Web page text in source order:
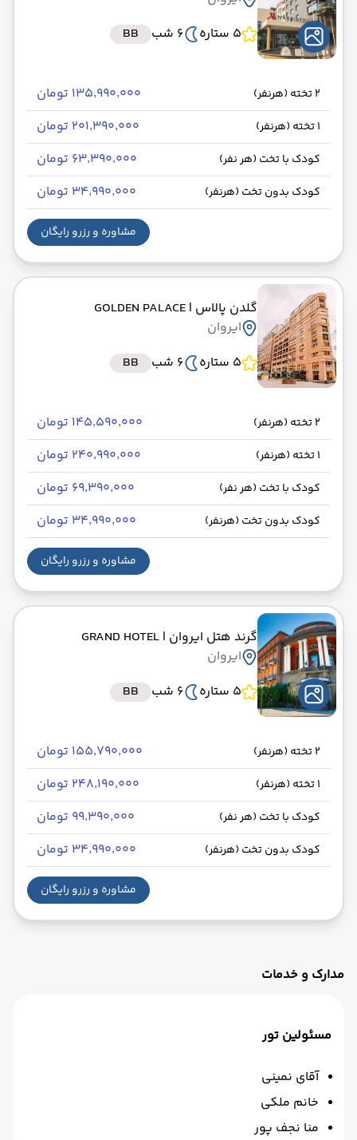
5 ستاره
6 شب BB
2 تخته (هرنفر) ۱۳۵٬۹۹۰٬۰۰۰ تومان
1 تخته (هرنفر) ۲۰۱٬۳۹۰٬۰۰۰ تومان
کودک با تخت (هر نفر) ۶۳٬۳۹۰٬۰۰۰ تومان
کودک بدون تخت (هرنفر) ۳۴٬۹۹۰٬۰۰۰ تومان
مشاوره و رزرو رایگان
گلدن پالاس | GOLDEN PALACE
ایروان
5 ستاره
6 شب BB
2 تخته (هرنفر) ۱۴۵٬۵۹۰٬۰۰۰ تومان
1 تخته (هرنفر) ۲۴۰٬۹۹۰٬۰۰۰ تومان
کودک با تخت (هر نفر) ۶۹٬۳۹۰٬۰۰۰ تومان
کودک بدون تخت (هرنفر) ۳۴٬۹۹۰٬۰۰۰ تومان
مشاوره و رزرو رایگان
گرند هتل ایروان | GRAND HOTEL
ایروان
5 ستاره
6 شب BB
2 تخته (هرنفر) ۱۵۵٬۷۹۰٬۰۰۰ تومان
1 تخته (هرنفر) ۲۴۸٬۱۹۰٬۰۰۰ تومان
کودک با تخت (هر نفر) ۹۹٬۳۹۰٬۰۰۰ تومان
کودک بدون تخت (هرنفر) ۳۴٬۹۹۰٬۰۰۰ تومان
مشاوره و رزرو رایگان
مدارک و خدمات
مسئولین تور
آقای نمینی
خانم ملکی
منا نجف پور